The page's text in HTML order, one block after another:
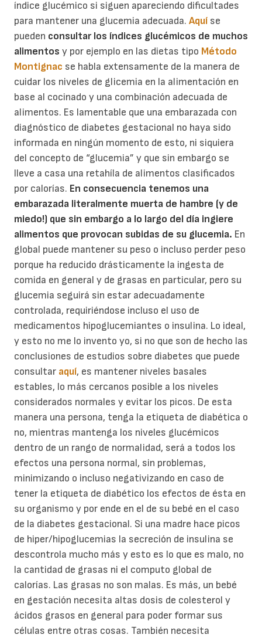
índice glucémico si siguen apareciendo dificultades
para mantener una glucemia adecuada. Aquí se
pueden consultar los índices glucémicos de muchos
alimentos y por ejemplo en las dietas tipo Método
Montignac se habla extensamente de la manera de
cuidar los niveles de glicemia en la alimentación en
base al cocinado y una combinación adecuada de
alimentos. Es lamentable que una embarazada con
diagnóstico de diabetes gestacional no haya sido
informada en ningún momento de esto, ni siquiera
del concepto de “glucemia” y que sin embargo se
lleve a casa una retahíla de alimentos clasificados
por calorías. En consecuencia tenemos una
embarazada literalmente muerta de hambre (y de
miedo!) que sin embargo a lo largo del día ingiere
alimentos que provocan subidas de su glucemia. En
global puede mantener su peso o incluso perder peso
porque ha reducido drásticamente la ingesta de
comida en general y de grasas en particular, pero su
glucemia seguirá sin estar adecuadamente
controlada, requiriéndose incluso el uso de
medicamentos hipoglucemiantes o insulina. Lo ideal,
y esto no me lo invento yo, si no que son de hecho las
conclusiones de estudios sobre diabetes que puede
consultar aquí, es mantener niveles basales
estables, lo más cercanos posible a los niveles
considerados normales y evitar los picos. De esta
manera una persona, tenga la etiqueta de diabética o
no, mientras mantenga los niveles glucémicos
dentro de un rango de normalidad, será a todos los
efectos una persona normal, sin problemas,
minimizando o incluso negativizando en caso de
tener la etiqueta de diabético los efectos de ésta en
su organismo y por ende en el de su bebé en el caso
de la diabetes gestacional. Si una madre hace picos
de hiper/hipoglucemias la secreción de insulina se
descontrola mucho más y esto es lo que es malo, no
la cantidad de grasas ni el computo global de
calorías. Las grasas no son malas. Es más, un bebé
en gestación necesita altas dosis de colesterol y
ácidos grasos en general para poder formar sus
células entre otras cosas. También necesita